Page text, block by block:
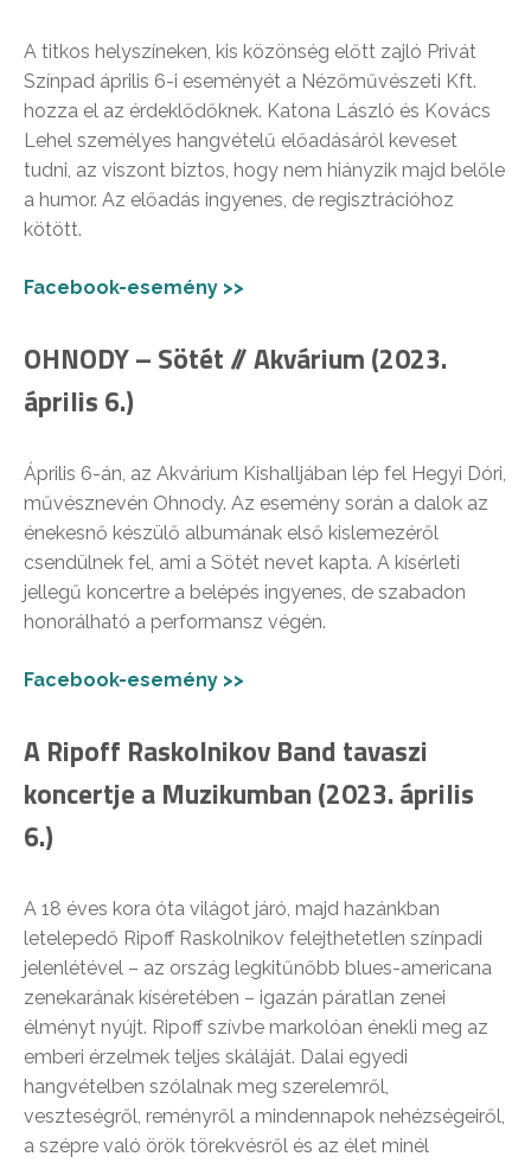
A titkos helyszíneken, kis közönség előtt zajló Privát
Színpad április 6-i eseményét a Nézőművészeti Kft.
hozza el az érdeklődőknek. Katona László és Kovács
Lehel személyes hangvételű előadásáról keveset
tudni, az viszont biztos, hogy nem hiányzik majd belőle
a humor. Az előadás ingyenes, de regisztrációhoz
kötött.
Facebook-esemény >>
OHNODY – Sötét // Akvárium (2023.
április 6.)
Április 6-án, az Akvárium Kishalljában lép fel Hegyi Dóri,
művésznevén Ohnody. Az esemény során a dalok az
énekesnő készülő albumának első kislemezéről
csendülnek fel, ami a Sötét nevet kapta. A kísérleti
jellegű koncertre a belépés ingyenes, de szabadon
honorálható a performansz végén.
Facebook-esemény >>
A Ripoff Raskolnikov Band tavaszi
koncertje a Muzikumban (2023. április
6.)
A 18 éves kora óta világot járó, majd hazánkban
letelepedő Ripoff Raskolnikov felejthetetlen színpadi
jelenlétével – az ország legkitűnőbb blues-americana
zenekarának kíséretében – igazán páratlan zenei
élményt nyújt. Ripoff szívbe markolóan énekli meg az
emberi érzelmek teljes skáláját. Dalai egyedi
hangvételben szólalnak meg szerelemről,
veszteségről, reményről a mindennapok nehézségeiről,
a szépre való örök törekvésről és az élet minél